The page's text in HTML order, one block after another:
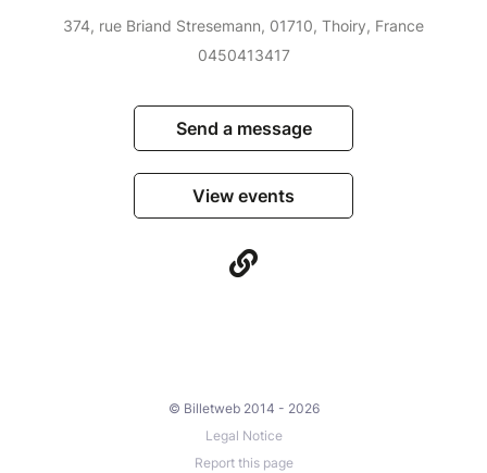
374, rue Briand Stresemann, 01710, Thoiry, France
0450413417
Send a message
View events
© Billetweb 2014 - 2026
Legal Notice
Report this page